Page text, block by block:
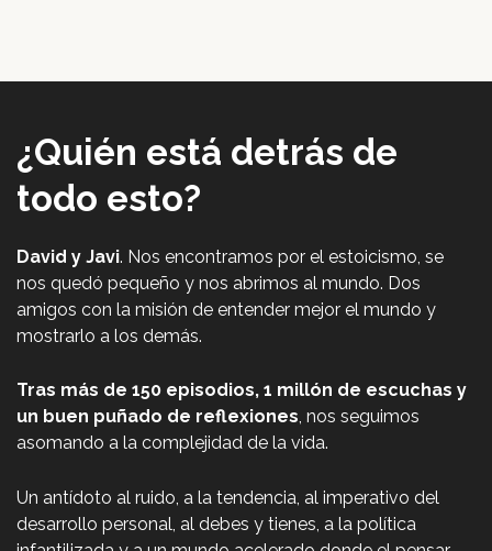
¿Quién está detrás de
todo esto?
David y Javi. Nos encontramos por el estoicismo, se
nos quedó pequeño y nos abrimos al mundo. Dos
amigos con la misión de entender mejor el mundo y
mostrarlo a los demás.
Tras más de 150 episodios, 1 millón de escuchas y
un buen puñado de reflexiones, nos seguimos
asomando a la complejidad de la vida.
Un antídoto al ruido, a la tendencia, al imperativo del
desarrollo personal, al debes y tienes, a la política